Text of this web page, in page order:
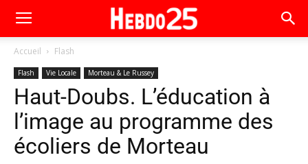
Accueil Flash
Flash Vie Locale Morteau & Le Russey
Haut-Doubs. L’éducation à
l’image au programme des
écoliers de Morteau